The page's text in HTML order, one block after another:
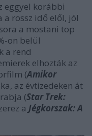
eggyel korábbi
a rossz idő elől, jól
a mostani top
on belül
a rend
elhozták az
(Amikor
az évtizedeken át
(Star Trek:
a Jégkorszak: A